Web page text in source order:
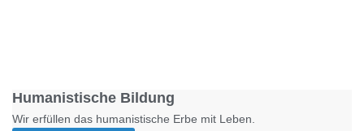
Humanistische Bildung
Wir erfüllen das humanistische Erbe mit Leben.